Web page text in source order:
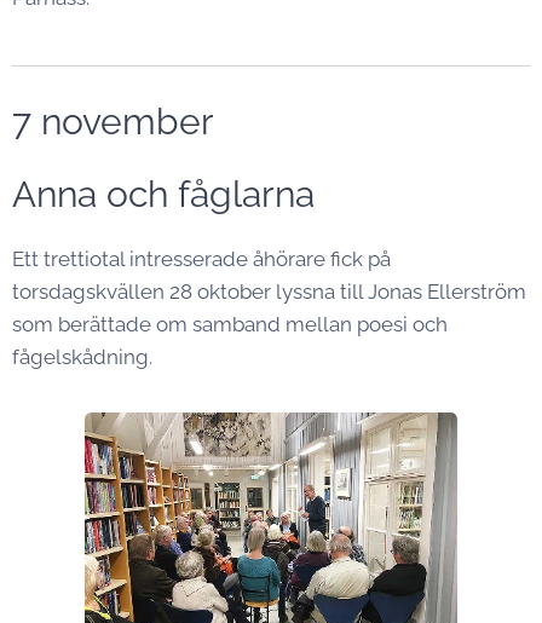
7 november
Anna och fåglarna
Ett trettiotal intresserade åhörare fick på
torsdagskvällen 28 oktober lyssna till Jonas Ellerström
som berättade om samband mellan poesi och
fågelskådning.